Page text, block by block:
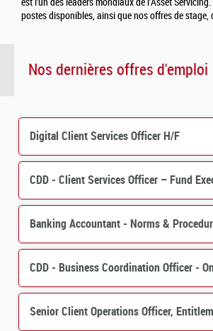
est l’un des leaders mondiaux de l’Asset
postes disponibles, ainsi que nos offres de stage,
Nos dernières offres d'emploi
Digital Client Services Officer H/F
Banking Accountant - Norms &